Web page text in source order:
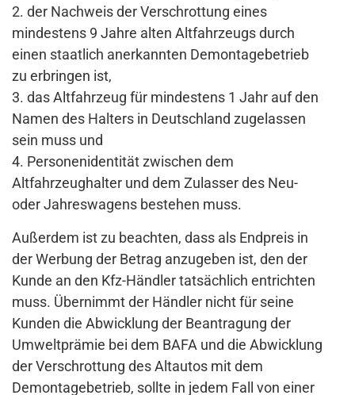
2. der Nachweis der Verschrottung eines
mindestens 9 Jahre alten Altfahrzeugs durch
einen staatlich anerkannten Demontagebetrieb
zu erbringen ist,
3. das Altfahrzeug für mindestens 1 Jahr auf den
Namen des Halters in Deutschland zugelassen
sein muss und
4. Personenidentität zwischen dem
Altfahrzeughalter und dem Zulasser des Neu-
oder Jahreswagens bestehen muss.
Außerdem ist zu beachten, dass als Endpreis in
der Werbung der Betrag anzugeben ist, den der
Kunde an den Kfz-Händler tatsächlich entrichten
muss. Übernimmt der Händler nicht für seine
Kunden die Abwicklung der Beantragung der
Umweltprämie bei dem BAFA und die Abwicklung
der Verschrottung des Altautos mit dem
Demontagebetrieb, sollte in jedem Fall von einer